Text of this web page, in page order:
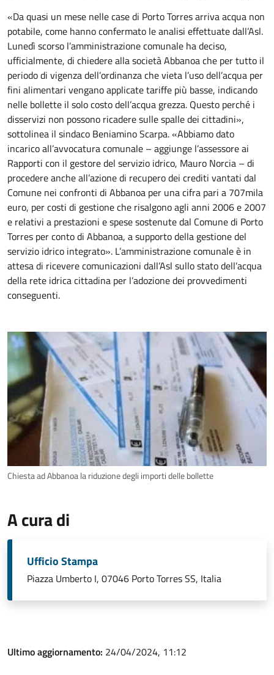
«Da quasi un mese nelle case di Porto Torres arriva acqua non
potabile, come hanno confermato le analisi effettuate dall’Asl.
Lunedì scorso l’amministrazione comunale ha deciso,
ufficialmente, di chiedere alla società Abbanoa che per tutto il
periodo di vigenza dell’ordinanza che vieta l’uso dell’acqua per
fini alimentari vengano applicate tariffe più basse, indicando
nelle bollette il solo costo dell’acqua grezza. Questo perché i
disservizi non possono ricadere sulle spalle dei cittadini»,
sottolinea il sindaco Beniamino Scarpa. «Abbiamo dato
incarico all’avvocatura comunale – aggiunge l’assessore ai
Rapporti con il gestore del servizio idrico, Mauro Norcia – di
procedere anche all’azione di recupero dei crediti vantati dal
Comune nei confronti di Abbanoa per una cifra pari a 707mila
euro, per costi di gestione che risalgono agli anni 2006 e 2007
e relativi a prestazioni e spese sostenute dal Comune di Porto
Torres per conto di Abbanoa, a supporto della gestione del
servizio idrico integrato». L’amministrazione comunale è in
attesa di ricevere comunicazioni dall’Asl sullo stato dell’acqua
della rete idrica cittadina per l’adozione dei provvedimenti
conseguenti.
Chiesta ad Abbanoa la riduzione degli importi delle bollette
A cura di
Ufficio Stampa
Piazza Umberto I, 07046 Porto Torres SS, Italia
Ultimo aggiornamento: 24/04/2024, 11:12